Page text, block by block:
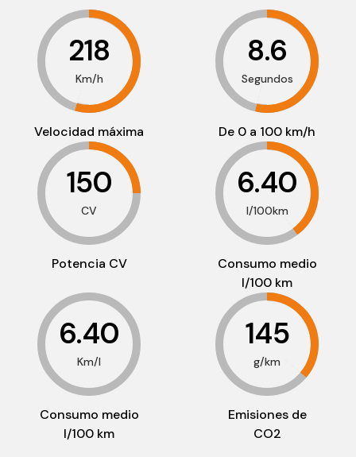
218
Km/h
Velocidad máxima
8.6
Segundos
De 0 a 100 km/h
150
CV
Potencia CV
6.40
l/100km
Consumo medio
l/100 km
6.40
Km/l
Consumo medio
l/100 km
145
g/km
Emisiones de
CO2